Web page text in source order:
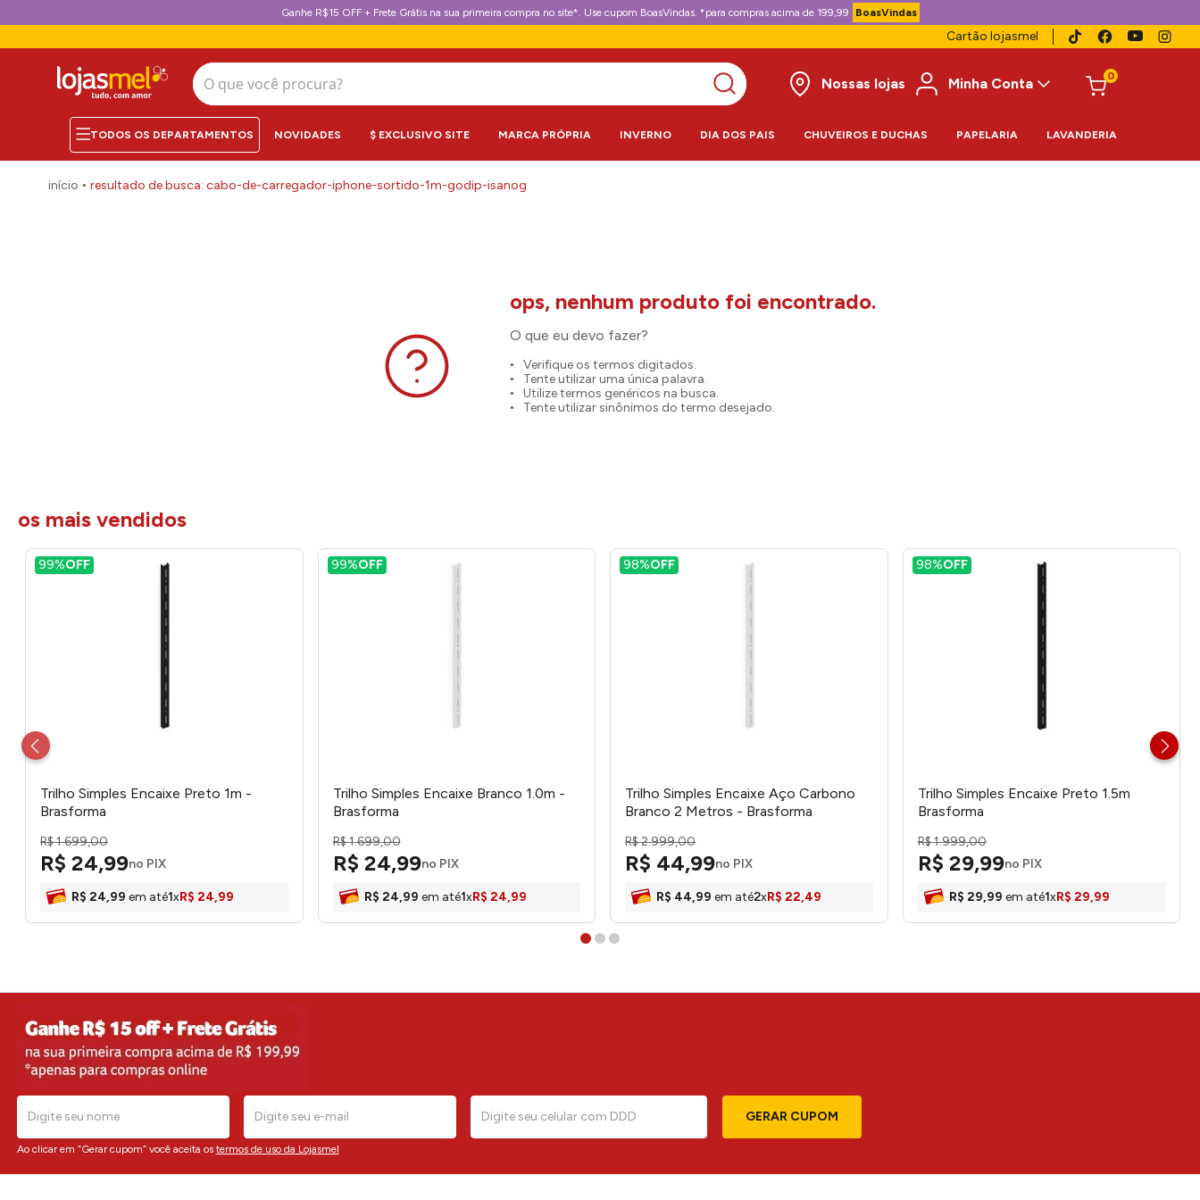
Ganhe R$15 OFF + Frete Grátis na sua primeira compra no site*. Use cupom BoasVindas. *para compras acima de 199,99 BoasVindas
Cartão lojasmel
O que você procura?
Nossas lojas
Minha Conta 0
NOVIDADES $ EXCLUSIVO SITE MARCA PRÓPRIA INVERNO DIA DOS PAIS CHUVEIROS E DUCHAS PAPELARIA LAVANDERIA
cabo-de-carregador-iphone-sortido-1m-godip-isanog
O que eu devo fazer?
Verifique os termos digitados.
Tente utilizar uma única palavra.
Utilize termos genéricos na busca.
Tente utilizar sinônimos do termo desejado.
os mais vendidos
99%OFF
Trilho Simples Encaixe Preto 1m -
Brasforma
R$1.699,00
R$ 24,99no PIX
R$ 24,99 em até1xR$ 24,99
99%OFF
Trilho Simples Encaixe Branco 1.0m -
Brasforma
R$1.699,00
R$ 24,99no PIX
R$ 24,99 em até1xR$ 24,99
98%OFF
Trilho Simples Encaixe Aço Carbono
Branco 2 Metros - Brasforma
R$2.999,00
R$ 44,99no PIX
R$ 44,99 em até2xR$ 22,49
98%OFF
Trilho Simples Encaixe Preto 1.5m
Brasforma
R$1.999,00
R$ 29,99no PIX
R$ 29,99 em até1xR$ 29,99
GERAR CUPOM
Ao clicar em “Gerar cupom” você aceita os termos de uso da Lojasmel